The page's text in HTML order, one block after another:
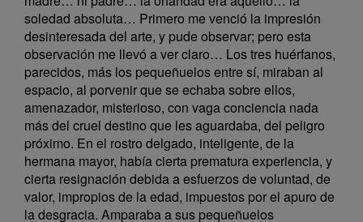
soledad absoluta… Primero me venció la impresión
desinteresada del arte, y pude observar; pero esta
observación me llevó a ver claro… Los tres huérfanos,
parecidos, más los pequeñuelos entre sí, miraban al
espacio, al porvenir que se echaba sobre ellos,
amenazador, misterioso, con vaga conciencia nada
más del cruel destino que les aguardaba, del peligro
próximo. En el rostro delgado, inteligente, de la
hermana mayor, había cierta prematura experiencia, y
cierta resignación debida a esfuerzos de voluntad, de
valor, impropios de la edad, impuestos por el apuro de
la desgracia. Amparaba a sus pequeñuelos